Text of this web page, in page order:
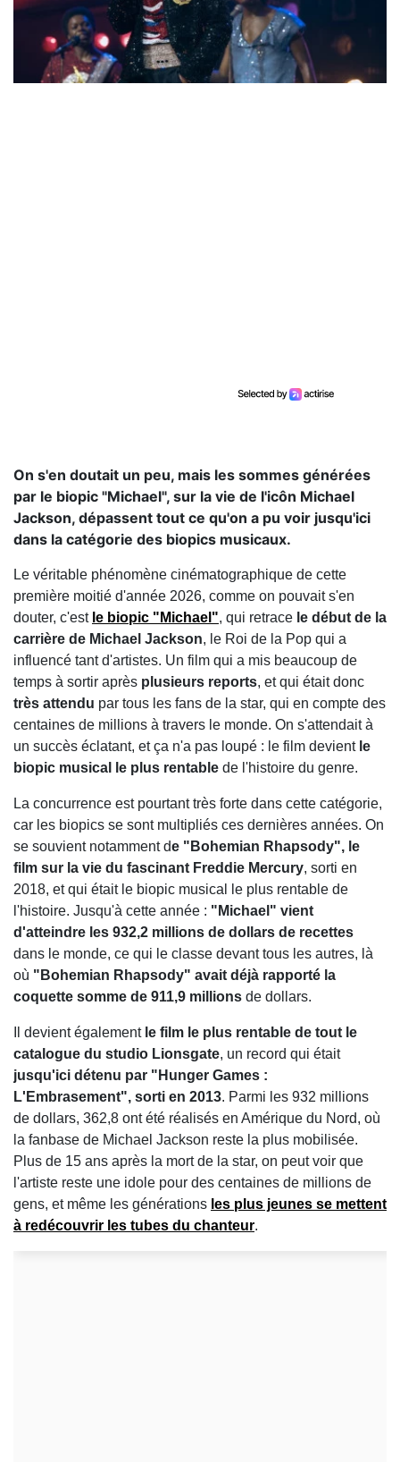
On s'en doutait un peu, mais les sommes générées
par le biopic "Michael", sur la vie de l'icôn Michael
Jackson, dépassent tout ce qu'on a pu voir jusqu'ici
dans la catégorie des biopics musicaux.
Le véritable phénomène cinématographique de cette
première moitié d'année 2026, comme on pouvait s'en
douter, c'est le biopic "Michael", qui retrace le début de la
carrière de Michael Jackson, le Roi de la Pop qui a
influencé tant d'artistes. Un film qui a mis beaucoup de
temps à sortir après plusieurs reports, et qui était donc
très attendu par tous les fans de la star, qui en compte des
centaines de millions à travers le monde. On s'attendait à
un succès éclatant, et ça n'a pas loupé : le film devient le
biopic musical le plus rentable de l'histoire du genre.
La concurrence est pourtant très forte dans cette catégorie,
car les biopics se sont multipliés ces dernières années. On
se souvient notamment de "Bohemian Rhapsody", le
film sur la vie du fascinant Freddie Mercury, sorti en
2018, et qui était le biopic musical le plus rentable de
l'histoire. Jusqu'à cette année : "Michael" vient
d'atteindre les 932,2 millions de dollars de recettes
dans le monde, ce qui le classe devant tous les autres, là
où "Bohemian Rhapsody" avait déjà rapporté la
coquette somme de 911,9 millions de dollars.
Il devient également le film le plus rentable de tout le
catalogue du studio Lionsgate, un record qui était
jusqu'ici détenu par "Hunger Games :
L'Embrasement", sorti en 2013. Parmi les 932 millions
de dollars, 362,8 ont été réalisés en Amérique du Nord, où
la fanbase de Michael Jackson reste la plus mobilisée.
Plus de 15 ans après la mort de la star, on peut voir que
l'artiste reste une idole pour des centaines de millions de
gens, et même les générations les plus jeunes se mettent
à redécouvrir les tubes du chanteur.